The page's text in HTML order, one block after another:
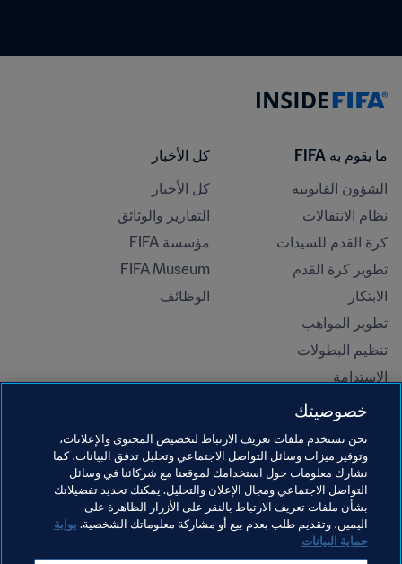
ما يقوم به FIFA
الشؤون القانونية
نظام الانتقالات
كرة القدم للسيدات
تطوير كرة القدم
الابتكار
تطوير المواهب
تنظيم البطولات
الاستدامة
حقوق الإنسان ومناهضة التمييز
المبادرات التعليمية
كل الأخبار
كل الأخبار
التقارير والوثائق
مؤسسة FIFA
FIFA Museum
الوظائف
خصوصيتك
نحن نستخدم ملفات تعريف الارتباط لتخصيص المحتوى والإعلانات،
وتوفير ميزات وسائل التواصل الاجتماعي وتحليل تدفق البيانات، كما
نشارك معلومات حول استخدامك لموقعنا مع شركائنا في وسائل
التواصل الاجتماعي ومجال الإعلان والتحليل. يمكنك تحديد تفضيلاتك
بشأن ملفات تعريف الارتباط بالنقر على الأزرار الظاهرة على
اليمين، وتقديم طلب بعدم بيع أو مشاركة معلوماتك الشخصية. بوابة
حماية البيانات